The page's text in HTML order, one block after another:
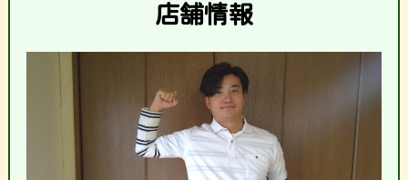
店舗情報